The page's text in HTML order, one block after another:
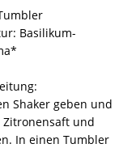
Basilikum-
Shaker geben und
Zitronensaft und
In einen Tumbler